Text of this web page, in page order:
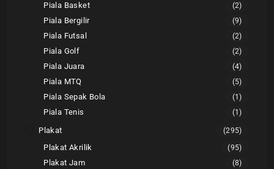
Piala Basket (2)
Piala Bergilir (9)
Piala Futsal (2)
Piala Golf (2)
Piala Juara (4)
Piala MTQ (5)
Piala Sepak Bola (1)
Piala Tenis (1)
Plakat (295)
Plakat Akrilik (95)
Plakat Jam (8)